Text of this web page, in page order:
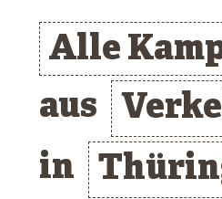
Alle
aus
in